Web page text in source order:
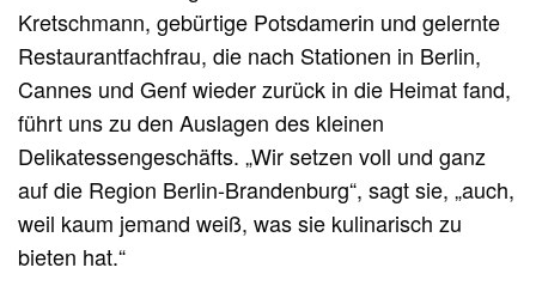
Kretschmann, gebürtige Potsdamerin und gelernte
Restaurantfachfrau, die nach Stationen in Berlin,
Cannes und Genf wieder zurück in die Heimat fand,
führt uns zu den Auslagen des kleinen
Delikatessengeschäfts. „Wir setzen voll und ganz
auf die Region Berlin-Brandenburg“, sagt sie, „auch,
weil kaum jemand weiß, was sie kulinarisch zu
bieten hat.“